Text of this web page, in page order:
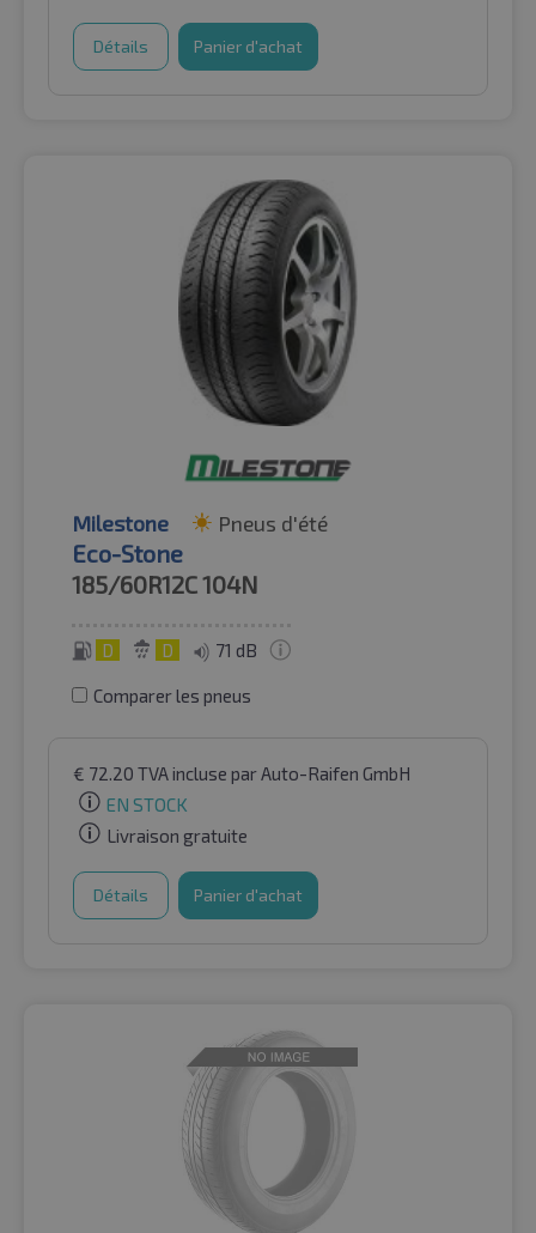
Détails Panier d'achat
Milestone Pneus d'été
Eco-Stone
185/60R12C104N
D D 71 dB
Comparer les pneus
€ 72.20 TVA incluse par Auto-Raifen GmbH
EN STOCK
Livraison gratuite
Détails Panier d'achat